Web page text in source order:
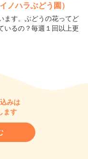
ノハラぶどう園）
ます。ぶどうの花ってど
るの？毎週１回以上更
みは
ます